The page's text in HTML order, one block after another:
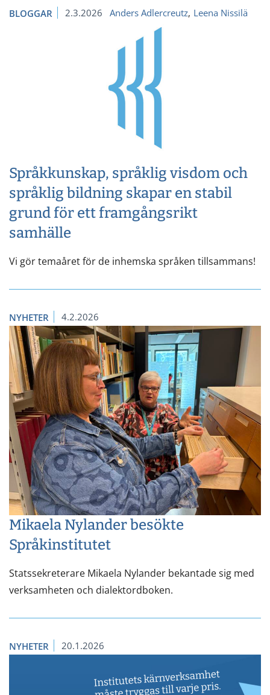
BLOGGAR 2.3.2026 Anders Adlercreutz Leena Nissilä
Språkkunskap, språklig visdom och
språklig bildning skapar en stabil
grund för ett framgångsrikt
samhälle
Vi gör temaåret för de inhemska språken tillsammans!
NYHETER 4.2.2026
Mikaela Nylander besökte
Språkinstitutet
Statssekreterare Mikaela Nylander bekantade sig med
verksamheten och dialektordboken.
NYHETER 20.1.2026